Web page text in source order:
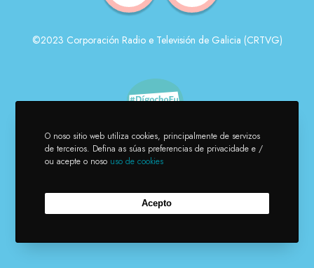
©2023 Corporación Radio e Televisión de Galicia (CRTVG)
O noso sitio web utiliza cookies, principalmente de servizos
de terceiros. Defina as súas preferencias de privacidade e /
ou acepte o noso uso de cookies
Acepto